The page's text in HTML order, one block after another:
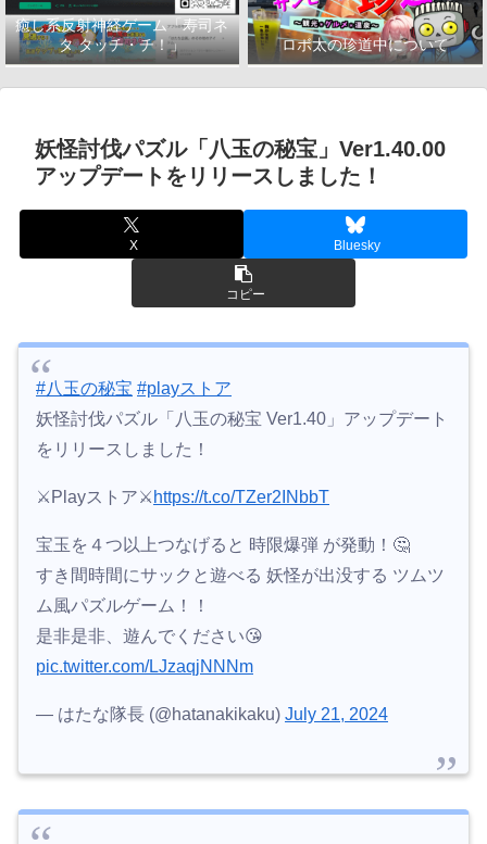
癒し系反射神経ゲーム「寿司ネ
タ タッチ・チ！」
ロボ太の珍道中について
妖怪討伐パズル「八玉の秘宝」Ver1.40.00
アップデートをリリースしました！
X Bluesky
コピー
#八玉の秘宝 #playストア
妖怪討伐パズル「八玉の秘宝 Ver1.40」アップデート
をリリースしました！
⚔Playストア⚔ https://t.co/TZer2INbbT
宝玉を４つ以上つなげると 時限爆弾 が発動！🤔
すき間時間にサックと遊べる 妖怪が出没する ツムツ
ム風パズルゲーム！！
是非是非、遊んでください😘
pic.twitter.com/LJzaqjNNNm
— はたな隊長 (@hatanakikaku) July 21, 2024